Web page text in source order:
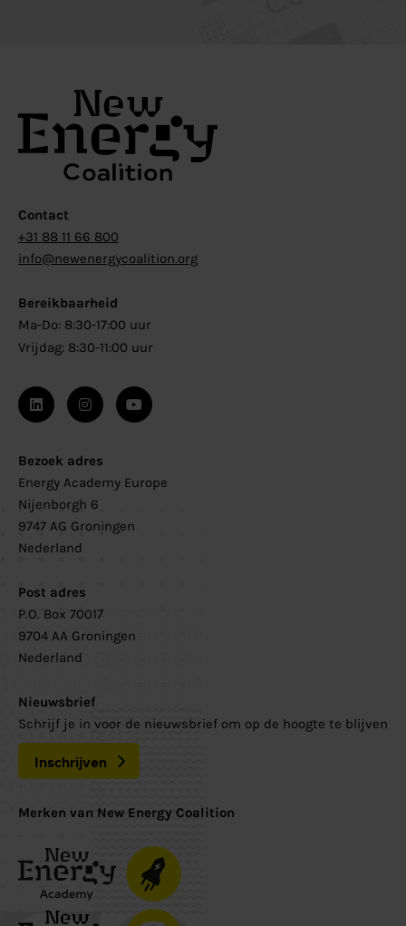
Contact
+31 88 11 66 800
info@newenergycoalition.org
Bereikbaarheid
Ma-Do: 8:30-17:00 uur
Vrijdag: 8:30-11:00 uur
Bezoek adres
Energy Academy Europe
Nijenborgh 6
9747 AG Groningen
Nederland
Post adres
P.O. Box 70017
9704 AA Groningen
Nederland
Nieuwsbrief
Schrijf je in voor de nieuwsbrief om op de hoogte te blijven
Inschrijven
Merken van New Energy Coalition